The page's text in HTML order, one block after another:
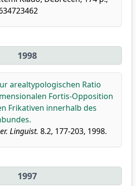
1998
arealtypologischen Ratio
Fortis-Opposition
Frikativen innerhalb des
Linguist. 8.2, 177-203, 1998.
1997